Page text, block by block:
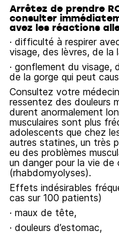
Arrêtez de prendre
consulter
avez les réactions
· difficulté à respirer
visage, des lèvres, de la
· gonflement du visage,
de la gorge qui peut
Consultez votre
ressentez des douleurs
durent anormalement
musculaires sont plus
adolescents que chez
autres statines, un très
eu des problèmes
un danger pour la vie de
(rhabdomyolyses).
Effets indésirables
cas sur 100 patients)
· maux de tête,
· douleurs d’estomac,